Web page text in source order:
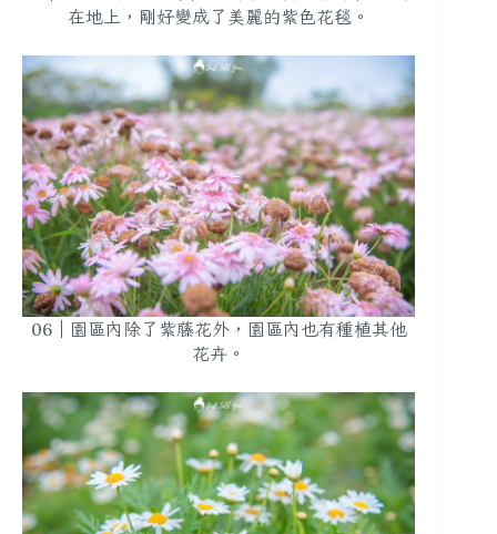
在地上，剛好變成了美麗的紫色花毯。
06｜園區內除了紫藤花外，園區內也有種植其他
花卉。